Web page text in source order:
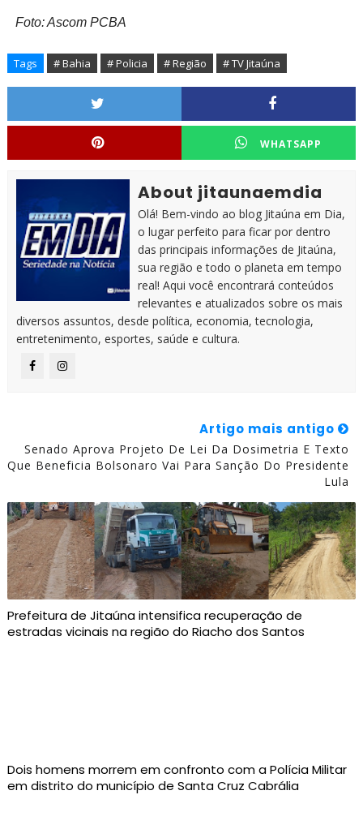
Foto: Ascom PCBA
Tags # Bahia # Policia # Região # TV Jitaúna
WHATSAPP
About jitaunaemdia
Olá! Bem-vindo ao blog Jitaúna em Dia,
o lugar perfeito para ficar por dentro
das principais informações de Jitaúna,
sua região e todo o planeta em tempo
real! Aqui você encontrará conteúdos
relevantes e atualizados sobre os mais
diversos assuntos, desde política, economia, tecnologia,
entretenimento, esportes, saúde e cultura.
Artigo mais antigo
Senado Aprova Projeto De Lei Da Dosimetria E Texto
Que Beneficia Bolsonaro Vai Para Sanção Do Presidente
Lula
Prefeitura de Jitaúna intensifica recuperação de
estradas vicinais na região do Riacho dos Santos
Dois homens morrem em confronto com a Polícia Militar
em distrito do município de Santa Cruz Cabrália